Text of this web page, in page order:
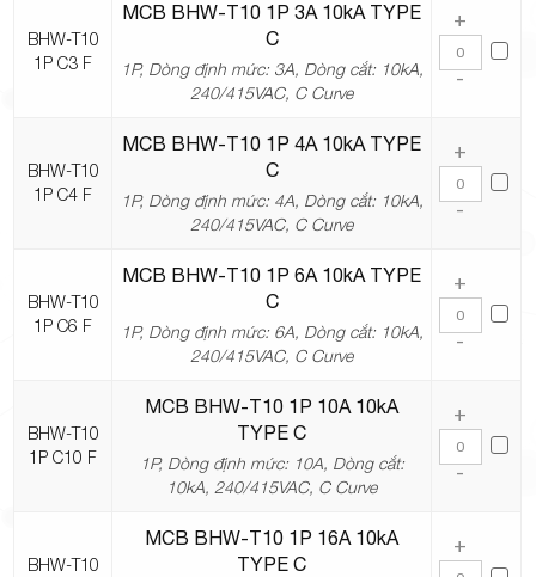
Đức,
TP.HCM
BHW-T10
1P C3 F
MCB BHW-T10 1P 3A 10kA TYPE
C
1P, Dòng định mức: 3A, Dòng cắt: 10kA,
240/415VAC, C Curve
+
-
BHW-T10
1P C4 F
MCB BHW-T10 1P 4A 10kA TYPE
C
1P, Dòng định mức: 4A, Dòng cắt: 10kA,
240/415VAC, C Curve
+
-
BHW-T10
1P C6 F
MCB BHW-T10 1P 6A 10kA TYPE
C
1P, Dòng định mức: 6A, Dòng cắt: 10kA,
240/415VAC, C Curve
+
-
BHW-T10
1P C10 F
MCB BHW-T10 1P 10A 10kA
TYPE C
1P, Dòng định mức: 10A, Dòng cắt:
10kA, 240/415VAC, C Curve
+
-
BHW-T10
MCB BHW-T10 1P 16A 10kA
TYPE C
+